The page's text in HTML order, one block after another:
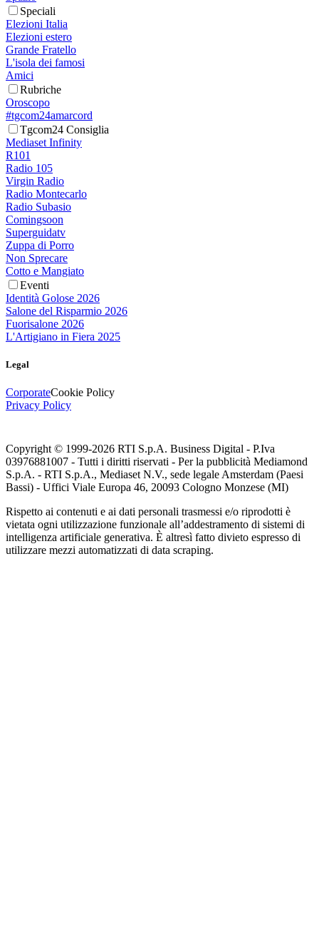
Speciali
Elezioni Italia
Elezioni estero
Grande Fratello
L'isola dei famosi
Amici
Rubriche
Oroscopo
#tgcom24amarcord
Tgcom24 Consiglia
Mediaset Infinity
R101
Radio 105
Virgin Radio
Radio Montecarlo
Radio Subasio
Comingsoon
Superguidatv
Zuppa di Porro
Non Sprecare
Cotto e Mangiato
Eventi
Identità Golose 2026
Salone del Risparmio 2026
Fuorisalone 2026
L'Artigiano in Fiera 2025
Legal
CorporateCookie Policy
Privacy Policy
Copyright © 1999-2026 RTI S.p.A. Business Digital - P.Iva
03976881007 - Tutti i diritti riservati - Per la pubblicità Mediamond
S.p.A. - RTI S.p.A., Mediaset N.V., sede legale Amsterdam (Paesi
Bassi) - Uffici Viale Europa 46, 20093 Cologno Monzese (MI)
Rispetto ai contenuti e ai dati personali trasmessi e/o riprodotti è
vietata ogni utilizzazione funzionale all’addestramento di sistemi di
intelligenza artificiale generativa. È altresì fatto divieto espresso di
utilizzare mezzi automatizzati di data scraping.